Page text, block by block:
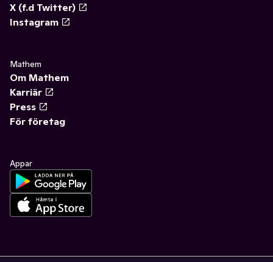
X (f.d Twitter)
Instagram
Mathem
Om Mathem
Karriär
Press
För företag
Appar